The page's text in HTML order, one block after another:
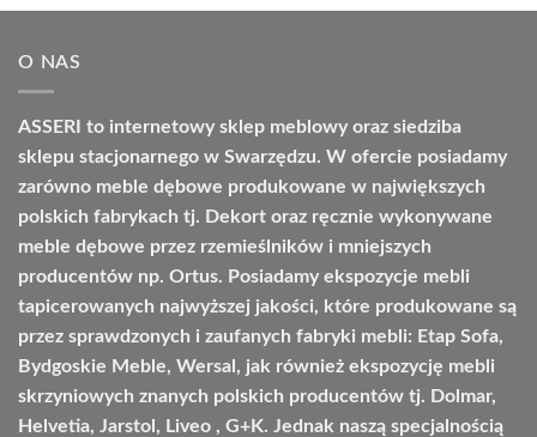
od
O NAS
ASSERI to internetowy sklep meblowy oraz siedziba
sklepu stacjonarnego w Swarzędzu. W ofercie posiadamy
zarówno meble dębowe produkowane w największych
polskich fabrykach tj. Dekort oraz ręcznie wykonywane
meble dębowe przez rzemieślników i mniejszych
producentów np. Ortus. Posiadamy ekspozycje mebli
tapicerowanych najwyższej jakości, które produkowane są
przez sprawdzonych i zaufanych fabryki mebli: Etap Sofa,
Bydgoskie Meble, Wersal, jak również ekspozycję mebli
skrzyniowych znanych polskich producentów tj. Dolmar,
Helvetia, Jarstol, Liveo , G+K. Jednak naszą specjalnością